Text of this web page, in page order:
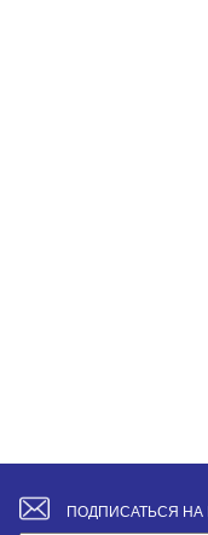
ПОДПИСАТЬСЯ НА